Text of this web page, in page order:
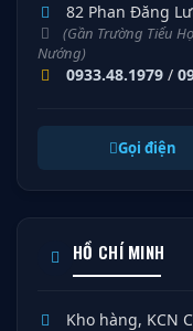
82 Phan Đăng
(Gần Trường Tiểu
Nướng)
0933.48.1979 /
Gọi điện
HỒ CHÍ MINH
Kho hàng, KCN